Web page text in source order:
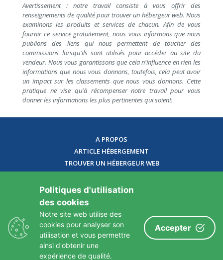
Avertissement : notre travail consiste à vous offrir des
renseignements de qualité pour trouver un hébergeur web. Nous
examinons les produits et services de chacun. Afin de vous
fournir ce service gratuitement, nous vous informons que nous
publions des liens qui nous permettent de toucher des
commissions lorsqu'ils sont utilisés pour accéder au site du
vendeur. Nous vous garantissons que cela n'influence en rien les
informations que nous vous donnons, toutefois, cela peut avoir
un impact sur les classements que nous vous donnons. Cette
pratique ne vise qu'à récompenser notre travail pour vous
donner les informations les plus pertinentes qui soient.
A PROPOS
ARTICLE HÉBERGEMENT
TROUVER UN HÉBERGEUR WEB
CONTACT
Politiques d'utilisation
des cookies
Notre site web utilise des
cookies pour analyser son
utilisation et vous permettre
ainsi d'obtenir une
expérience de qualité.
Accepter